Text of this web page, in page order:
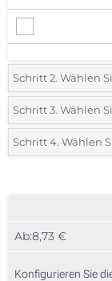
Schritt 2. Wählen
*Wählen Sie die
1 Farbig (Auf
3 Farbig (Auf
Schritt 3. Wählen
*Bitte wählen Sie
10
Schritt 4. Wählen
Ab:8,73 €
Konfigurieren Sie